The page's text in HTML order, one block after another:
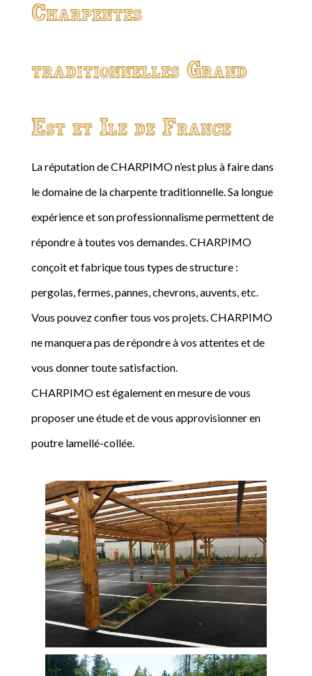
Charpentes
traditionnelles Grand
Est et Ile de France
La réputation de CHARPIMO n’est plus à faire dans
le domaine de la charpente traditionnelle. Sa longue
expérience et son professionnalisme permettent de
répondre à toutes vos demandes. CHARPIMO
conçoit et fabrique tous types de structure :
pergolas, fermes, pannes, chevrons, auvents, etc.
Vous pouvez confier tous vos projets. CHARPIMO
ne manquera pas de répondre à vos attentes et de
vous donner toute satisfaction.
CHARPIMO est également en mesure de vous
proposer une étude et de vous approvisionner en
poutre lamellé-collée.